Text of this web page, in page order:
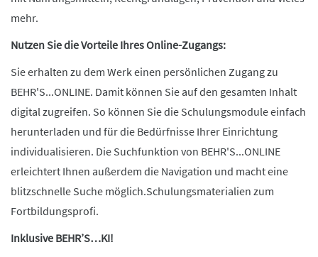
mehr.
Nutzen Sie die Vorteile Ihres Online-Zugangs:
Sie erhalten zu dem Werk einen persönlichen Zugang zu
BEHR'S...ONLINE. Damit können Sie auf den gesamten Inhalt
digital zugreifen. So können Sie die Schulungsmodule einfach
herunterladen und für die Bedürfnisse Ihrer Einrichtung
individualisieren. Die Suchfunktion von BEHR'S...ONLINE
erleichtert Ihnen außerdem die Navigation und macht eine
blitzschnelle Suche möglich.Schulungsmaterialien zum
Fortbildungsprofi.
Inklusive BEHR’S…KI!